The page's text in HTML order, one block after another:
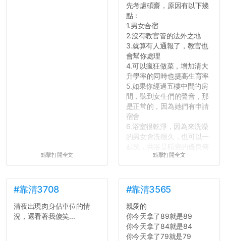
點擊打開全文
先考慮碩齋，原因有以下幾
點：
1.男女合宿
2.沒有教官管的法外之地
3.就算有人通報了，教官也
會幫你處理
4.可以瘋狂做菜，增加清大
升學率的同時也提高生育率
5.如果你經過五樓中間的房
間，聽到女生們的聲音，那
是正常的，因為她們有申請
宿舍
6.浴室很乾淨，因為來洗澡
的男女會洗很久，也可以一
舍房間，都歡迎留言讓我知
道...
點擊打開全文
#靠清3708
清夜出現肉身佔車位的情
況，還看著我傻笑...
#靠清3565
親愛的
你今天拿了89就是89
你今天拿了84就是84
你今天拿了79就是79